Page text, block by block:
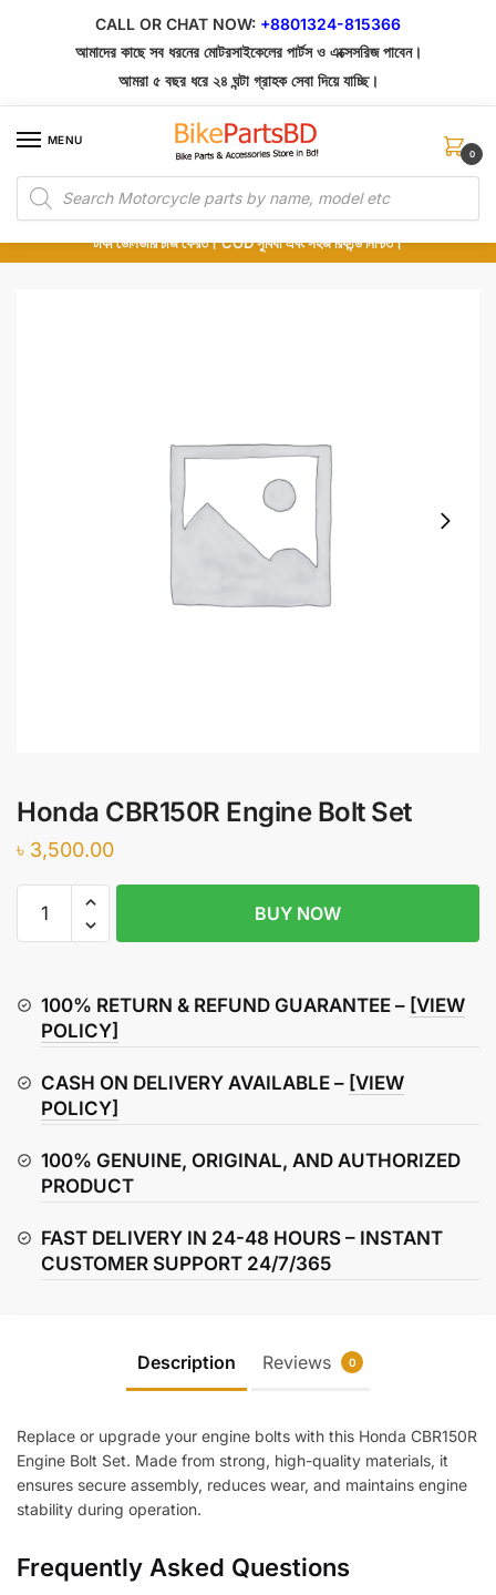
CALL OR CHAT NOW: +8801324-815366
আমাদের কাছে সব ধরনের মোটরসাইকেলের পার্টস ও এক্সেসরিজ পাবেন।
আমরা ৫ বছর ধরে ২৪ ঘন্টা গ্রাহক সেবা দিয়ে যাচ্ছি।
MENU
Products
search
0
১০০% অরিজিনাল পার্টস – শোরুম থেকে সরাসরি সংগ্রহ এবং শুধুমাত্র কুরিয়ার সার্ভিসে ডেলিভারি।
অর্ডার করার পর পার্টের ছবি দেখুন। পছন্দ হলে Cash on Delivery দিন, না হলে ৫ মিনিটে ১৯৯
টাকা ডেলিভারি চার্জ ফেরত। COD সুবিধা এবং সহজ রিফান্ড নিশ্চিত।
Honda CBR150R Engine Bolt Set
৳ 3,500.00
CBR150R
Set
quantity
BUY NOW
100% RETURN & REFUND GUARANTEE – [VIEW
POLICY]
CASH ON DELIVERY AVAILABLE – [VIEW
POLICY]
100% GENUINE, ORIGINAL, AND AUTHORIZED
PRODUCT
FAST DELIVERY IN 24-48 HOURS – INSTANT
CUSTOMER SUPPORT 24/7/365
Description Reviews 0
Replace or upgrade your engine bolts with this Honda CBR150R
Engine Bolt Set. Made from strong, high-quality materials, it
ensures secure assembly, reduces wear, and maintains engine
stability during operation.
Frequently Asked Questions